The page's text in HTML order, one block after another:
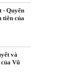
- Quyển
tiên của
và
Vũ